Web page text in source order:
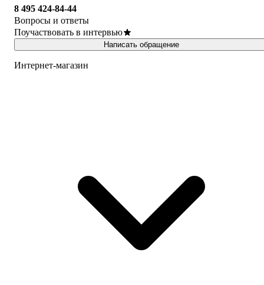
8 495 424-84-44
Вопросы и ответы
Поучаствовать в интервью
Написать обращение
Интернет-магазин